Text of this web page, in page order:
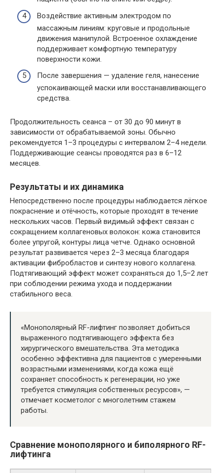
Воздействие активным электродом по
массажным линиям: круговые и продольные
движения манипулой. Встроенное охлаждение
поддерживает комфортную температуру
поверхности кожи.
После завершения — удаление геля, нанесение
успокаивающей маски или восстанавливающего
средства.
Продолжительность сеанса – от 30 до 90 минут в
зависимости от обрабатываемой зоны. Обычно
рекомендуется 1–3 процедуры с интервалом 2–4 недели.
Поддерживающие сеансы проводятся раз в 6–12
месяцев.
Результаты и их динамика
Непосредственно после процедуры наблюдается лёгкое
покраснение и отёчность, которые проходят в течение
нескольких часов. Первый видимый эффект связан с
сокращением коллагеновых волокон: кожа становится
более упругой, контуры лица четче. Однако основной
результат развивается через 2–3 месяца благодаря
активации фибробластов и синтезу нового коллагена.
Подтягивающий эффект может сохраняться до 1,5–2 лет
при соблюдении режима ухода и поддержании
стабильного веса.
«Монополярный RF-лифтинг позволяет добиться
выраженного подтягивающего эффекта без
хирургического вмешательства. Эта методика
особенно эффективна для пациентов с умеренными
возрастными изменениями, когда кожа ещё
сохраняет способность к регенерации, но уже
требуется стимуляция собственных ресурсов», —
отмечает косметолог с многолетним стажем
работы.
Сравнение монополярного и биполярного RF-
лифтинга